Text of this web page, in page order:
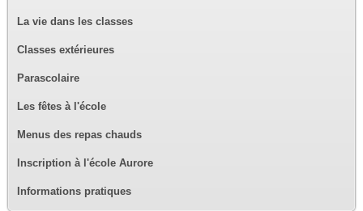
La vie dans les classes
Classes extérieures
Parascolaire
Les fêtes à l'école
Menus des repas chauds
Inscription à l'école Aurore
Informations pratiques